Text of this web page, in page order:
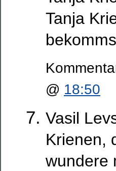
Tanja
@ 18:50
Vasil
Krienen,
wundere